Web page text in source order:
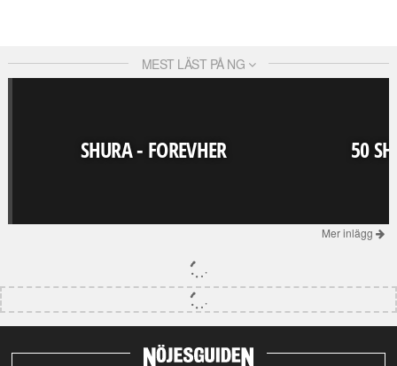
MEST LÄST PÅ NG
SHURA - FOREVHER 50
Mer inlägg